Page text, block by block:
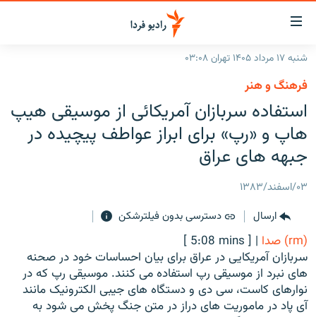
لینک‌های
قابلیت
دسترسی
بازگشت
بازگشت
منوی
اصلی
رفتن
صفحه
صفحه اصلی
جهان
رادیو
گزارش‌های تصویری
گزارش‌های ویدئویی
زنان فردا
English
به ما بپیوندید
شنبه ۱۷ مرداد ۱۴۰۵ تهران ۰۳:۰۸
فرهنگ و هنر
استفاده سربازان آمریکائی از موسیقی هیپ
هاپ و «رپ» برای ابراز عواطف پیچیده در
جبهه های عراق
۰۳/اسفند/۱۳۸۳
ارسال
دسترسی بدون فیلترشکن
(rm) صدا |
[ 5:08 mins ]
سربازان آمریکایی در عراق برای بیان احساسات خود در صحنه
های نبرد از موسیقی رپ استفاده می کنند. موسیقی رپ که در
نوارهای کاست، سی دی و دستگاه های جیبی الکترونیک مانند
آی پاد در ماموریت های دراز در متن جنگ پخش می شود به